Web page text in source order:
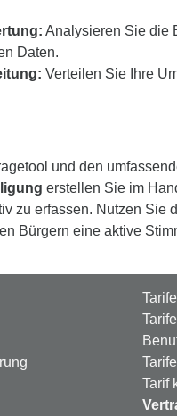
Analysieren Sie die
Daten.
Verteilen Sie Ihre
und den
erstellen Sie im
zu erfassen. Nutzen
Bürgern eine aktive
Tarif